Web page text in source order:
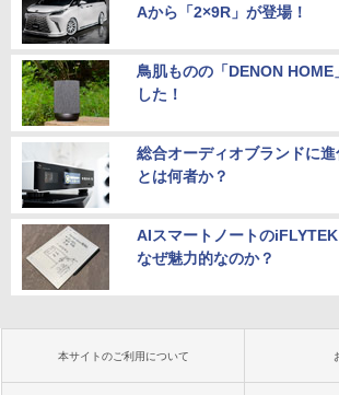
Aから「2×9R」が登場！
鳥肌ものの「DENON HOME
した！
総合オーディオブランドに
とは何者か？
AIスマートノートの
なぜ魅力的なのか？
本サイトのご利用について